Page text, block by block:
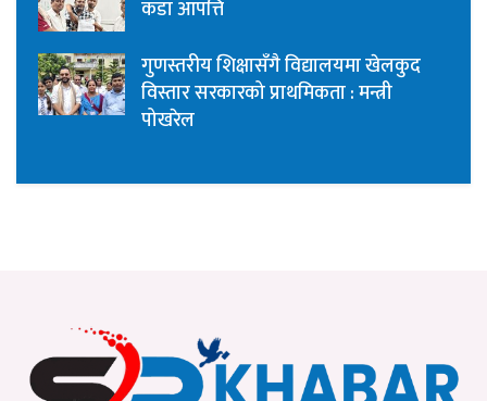
कडा आपत्ति
गुणस्तरीय शिक्षासँगै विद्यालयमा खेलकुद
विस्तार सरकारको प्राथमिकता : मन्त्री
पोखरेल